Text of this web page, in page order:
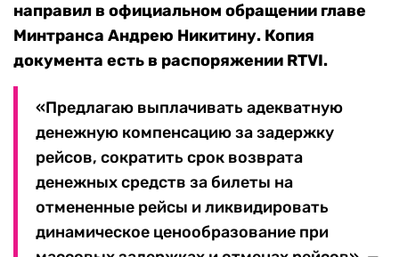
направил в официальном обращении главе
Минтранса Андрею Никитину. Копия
документа есть в распоряжении RTVI.
«Предлагаю выплачивать адекватную
денежную компенсацию за задержку
рейсов, сократить срок возврата
денежных средств за билеты на
отмененные рейсы и ликвидировать
динамическое ценообразование при